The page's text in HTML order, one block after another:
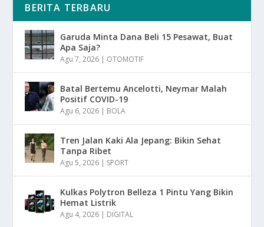
BERITA TERBARU
Garuda Minta Dana Beli 15 Pesawat, Buat
Apa Saja?
Agu 7, 2026 | OTOMOTIF
Batal Bertemu Ancelotti, Neymar Malah
Positif COVID-19
Agu 6, 2026 | BOLA
Tren Jalan Kaki Ala Jepang: Bikin Sehat
Tanpa Ribet
Agu 5, 2026 | SPORT
Kulkas Polytron Belleza 1 Pintu Yang Bikin
Hemat Listrik
Agu 4, 2026 | DIGITAL